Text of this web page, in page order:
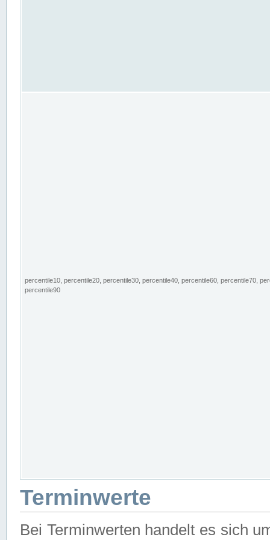
percentile10, percentile20, percentile30, percentile40, percentile60, percentile70,
percentile90
Terminwerte
Bei Terminwerten handelt es sich